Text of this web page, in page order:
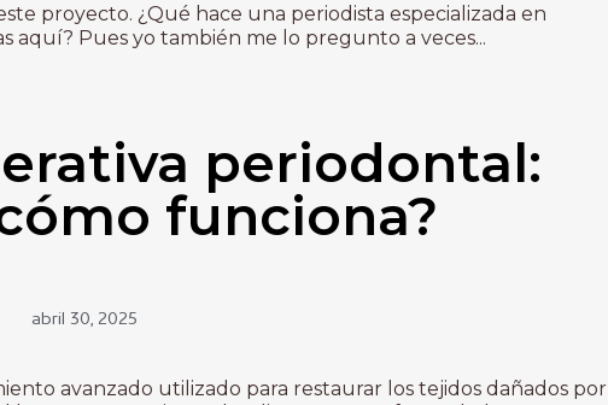
proyecto. ¿Qué hace una periodista especializada en
aquí? Pues yo también me lo pregunto a veces...
periodontal:
funciona?
abril 30, 2025
avanzado utilizado para restaurar los tejidos dañados por